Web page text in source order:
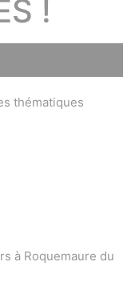
!
thématiques
à Roquemaure du